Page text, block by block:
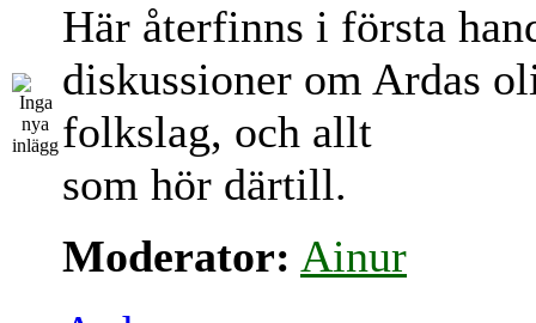
Här återfinns i första
diskussioner om Ardas
folkslag, och allt
som hör därtill.
Moderator: Ainur